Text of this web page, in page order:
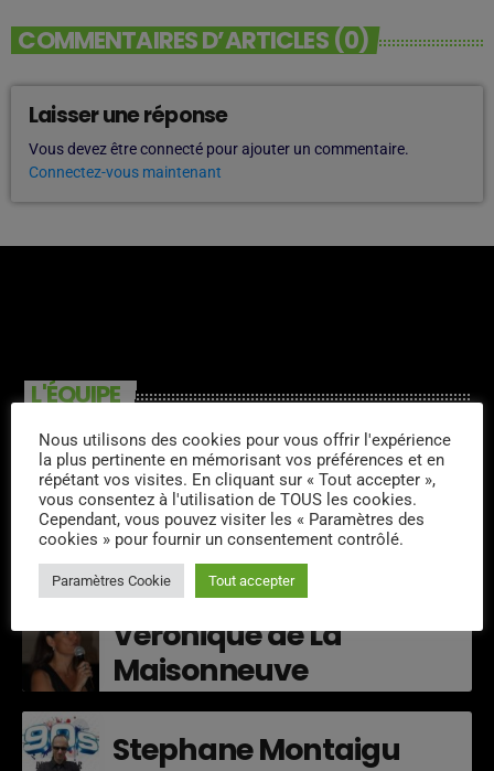
COMMENTAIRES D’ARTICLES (0)
Laisser une réponse
Vous devez être connecté pour ajouter un commentaire.
Connectez-vous maintenant
L'ÉQUIPE
Dj Times Autantic
Steph Blind
Veronique de La
Maisonneuve
Stephane Montaigu
Nous utilisons des cookies pour vous offrir l'expérience
la plus pertinente en mémorisant vos préférences et en
répétant vos visites. En cliquant sur « Tout accepter »,
vous consentez à l'utilisation de TOUS les cookies.
Cependant, vous pouvez visiter les « Paramètres des
cookies » pour fournir un consentement contrôlé.
Paramètres Cookie Tout accepter